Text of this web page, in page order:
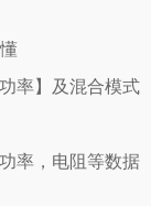
率】及混合模式
率，电阻等数据